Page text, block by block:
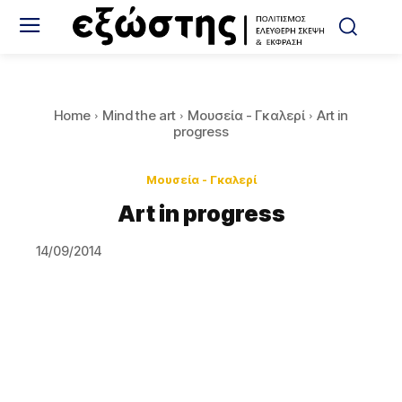
Home Mind the art Μουσεία - Γκαλερί
Art in
progress
Μουσεία - Γκαλερί
Art in progress
14/09/2014